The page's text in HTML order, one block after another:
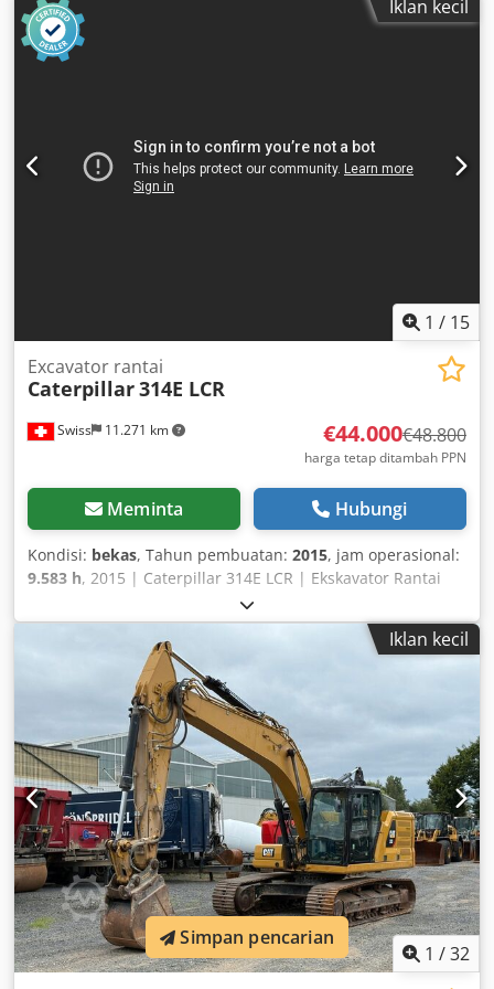
Iklan kecil
1 / 15
Swiss 11.271 km
Excavator rantai
Caterpillar314E LCR
€44.000€48.800
harga tetap ditambah PPN
Meminta Hubungi
Kondisi: bekas, Tahun pembuatan: 2015, jam operasional:
9.583 h, 2015 | Caterpillar 314E LCR | Ekskavator Rantai
Bekas | 9583 jam 📍Lokasi: Swiss 🚛 Pengiriman tersedia ke
lokasi Anda – Gunakan kalkulator pengiriman kami untuk
memperkirakan biaya transportasi! 💰 Beli Sekarang
seharga 44.000 EUR atau Ajukan Penawaran. Pembayaran
saat pengiriman tersedia dengan biaya terjangkau
(tergantung persetujuan)* Dedpfx Aieyyp Tajfjkr 👷‍♂️
Diperiksa oleh ahli independen 65 titik inspeksi, 53
disetujui ✅, 11 tidak sempurna ℹ️, 1 masalah ⚠️ 📌
Komentar Inspektur: BUCKET TIDAK TERMASUK. Ekskavator
berfungsi dengan baik, transmisi sedikit berisik, sistem Cat
Product Link terpasang, kamera dan Oilquick Quick
Coupler, 1 bucket, level oli hidrolik sedikit rendah, kinerja
mesin bagus, sistem pelumasan otomatis (Autolube)
sedikit mengeluarkan oli dari selang, sedikit kelonggaran
pada mekanisme putar serta pada baut lengan dan batang
silinder. 📄 Ingin melihat hasil inspeksi lengkap, foto
tambahan, atau video? Tips: Referensi "40585 Equippo"
Iklan kecil
1 /32
Simpan pencarian